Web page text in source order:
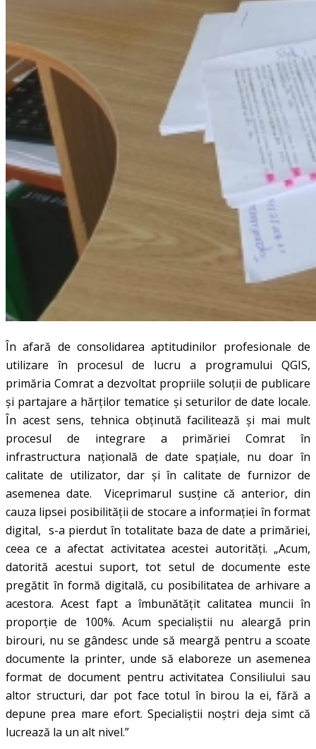
În afară de consolidarea aptitudinilor profesionale de
utilizare în procesul de lucru a programului QGIS,
primăria Comrat a dezvoltat propriile soluții de publicare
și partajare a hărților tematice și seturilor de date locale.
În acest sens, tehnica obținută facilitează și mai mult
procesul de integrare a primăriei Comrat în
infrastructura națională de date spațiale, nu doar în
calitate de utilizator, dar și în calitate de furnizor de
asemenea date. Viceprimarul susține că anterior, din
cauza lipsei posibilității de stocare a informației în format
digital, s-a pierdut în totalitate baza de date a primăriei,
ceea ce a afectat activitatea acestei autorități. „Acum,
datorită acestui suport, tot setul de documente este
pregătit în formă digitală, cu posibilitatea de arhivare a
acestora. Acest fapt a îmbunătățit calitatea muncii în
proporție de 100%. Acum specialiștii nu aleargă prin
birouri, nu se gândesc unde să meargă pentru a scoate
documente la printer, unde să elaboreze un asemenea
format de document pentru activitatea Consiliului sau
altor structuri, dar pot face totul în birou la ei, fără a
depune prea mare efort. Specialiștii noștri deja simt că
lucrează la un alt nivel.”